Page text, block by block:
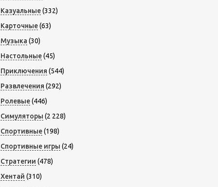
Казуальные(332)
Карточные(63)
Музыка (30)
Настольные(45)
Приключения (544)
Развлечения (292)
Ролевые(446)
Симуляторы (2 228)
Спортивные(198)
Спортивные игры (24)
Стратегии (478)
Хентай (310)